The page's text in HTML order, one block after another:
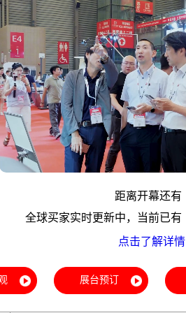
距离开幕还有
全球买家实时更新中，当前已有
点击了解详情
展台预订